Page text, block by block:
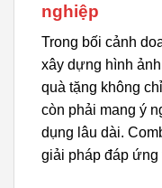
nghiệp
Trong bối cảnh
xây dựng hình
quà tặng không
còn phải mang ý
dụng lâu dài.
giải pháp đáp ứng